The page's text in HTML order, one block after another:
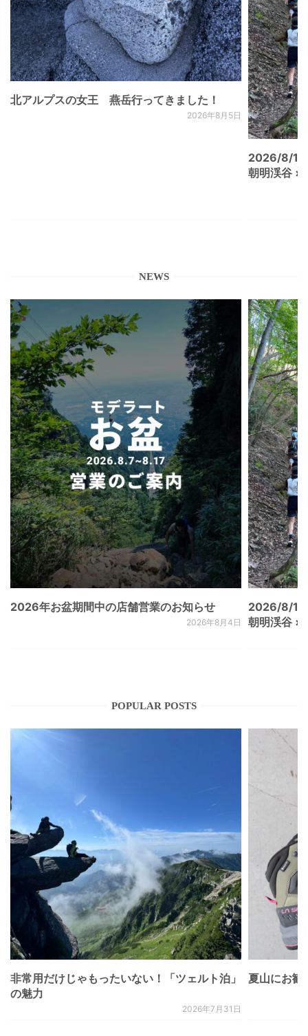
北アルプスの女王 燕岳行ってきました！
2026年8月5日
2026/8/
朝明渓谷 ×
NEWS
2026年お盆期間中の店舗営業のお知らせ
2026年8月4日
2026/8/
朝明渓谷 ×
POPULAR POSTS
非常用だけじゃもったいない！「ツェルト泊」
の魅力
2026年7月31日
夏山にお